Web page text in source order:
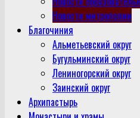
Новости митрополии
Благочиния
Альметьевский округ
Бугульминский округ
Лениногорский округ
Заинский округ
Архипастырь